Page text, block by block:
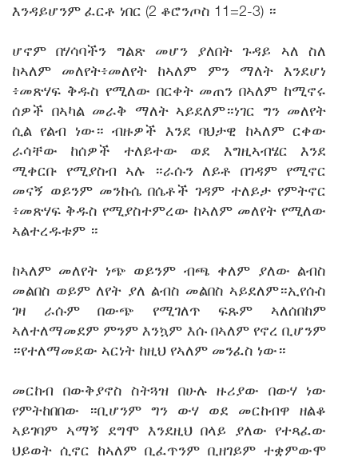
እንዳይሆንም ፈርቶ ነበር (2 ቆሮንጦስ 11=2-3) ።
ሆኖም በሃሳባችን ግልጽ መሆን ያለበት ጉዳይ ኣለ ስለ
ከኣለም መለየት፥መለየት ከኣለም ምን ማለት እንደሆነ
፥መጽሃፍ ቅዱስ የሚለው በርቀት መጠን በኣለም ከሚኖሩ
ሰዎች በኣካል መራቅ ማለት ኣይደለም።ነገር ግን መለየት
ሲል የልብ ነው። ብዙዎች እንደ ባህታዊ ከኣለም ርቀው
ራሳቸው ከሰዎች ተለይተው ወደ እግዚኣብሄር እንደ
ሚቀርቡ የሚያስብ ኣሉ ።ራሱን ለይቶ በገዳም የሚኖር
መናኝ ወይንም መንኩሴ በሴቶች ገዳም ተለይታ የምትኖር
፥መጽሃፍ ቅዱስ የሚያስተምረው ከኣለም መለየት የሚለው
ኣልተረዱቱም ።
ከኣለም መለየት ነጭ ወይንም ብጫ ቀለም ያለው ልብስ
መልበስ ወይም ለየት ያለ ልብስ መልበስ ኣይደለም።ኢየሱስ
ገዛ ራሱም በውጭ የሚገለጥ ፍጹም ኣለሰበከም
ኣለተለማመደም ምንም እንኳም እሱ በኣለም የኖረ ቢሆንም
።የተለማመደው ኣርነት ከዚህ የኣለም መንፈስ ነው።
መርከብ በውቅያኖስ ስትጓዝ በሁሉ ዙሪያው በውሃ ነው
የምትከበበው ።ቢሆንም ግን ውሃ ወደ መርከብዋ ዘልቆ
ኣይገባም ኣማኝ ደግሞ እንደዚህ በላይ ያለው የተጻፈው
ህይወት ሲኖር ከኣለም ቢፈጥንም ቢዘገይም ተቋምውሞ